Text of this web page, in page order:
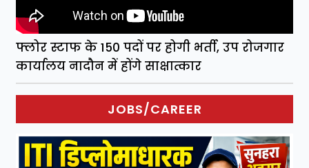
फ्लोर स्टाफ के 150 पदों पर होगी भर्ती, उप रोजगार
कार्यालय नादौन में होंगे साक्षात्कार
JOBS/CAREER